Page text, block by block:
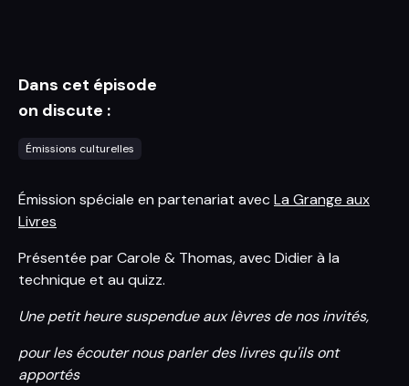
Dans cet épisode
on discute :
Émissions culturelles
Émission spéciale en partenariat avecLa Grange aux
Livres
Présentée par Carole & Thomas, avec Didier à la
technique et au quizz.
Une petit heure suspendue aux lèvres de nos invités,
pour les écouter nous parler des livres qu'ils ont
apportés